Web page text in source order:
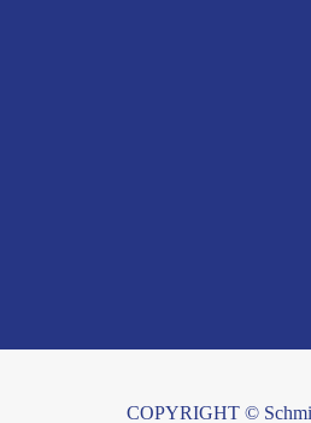
COPYRIGHT ©